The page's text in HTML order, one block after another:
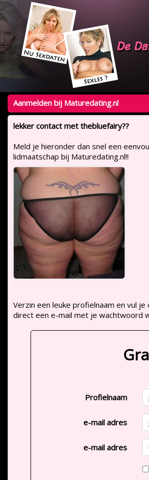
Aanmelden bij Maturedating.nl
lekker contact met thebluefairy??
Meld je hieronder dan snel een
lidmaatschap bij Maturedating.nl!!
Verzin een leuke profielnaam en vul
direct een e-mail met je wachtwoord
Profielnaam
e-mail adres
e-mail adres